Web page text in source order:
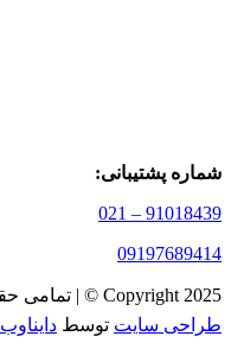
شماره پشتیبانی:
91018439 – 021
09197689414
Copyright 2025 © | تمامی حقوق برای ری‌ری‌استایل محفوظ است.
طراحی سایت توسط دایناوب